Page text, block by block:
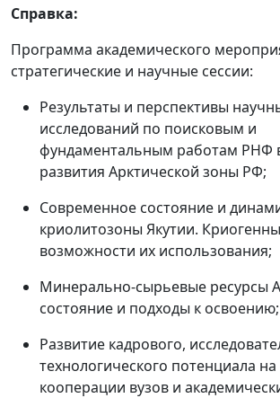
Справка:
Программа академического
стратегические и научные сессии:
Результаты и перспективы
исследований по поисковым и
фундаментальным работам РНФ
развития Арктической зоны РФ;
Современное состояние и
криолитозоны Якутии.
возможности их использования;
Минерально-сырьевые ресурсы
состояние и подходы к освоению;
Развитие кадрового,
технологического потенциала
кооперации вузов и